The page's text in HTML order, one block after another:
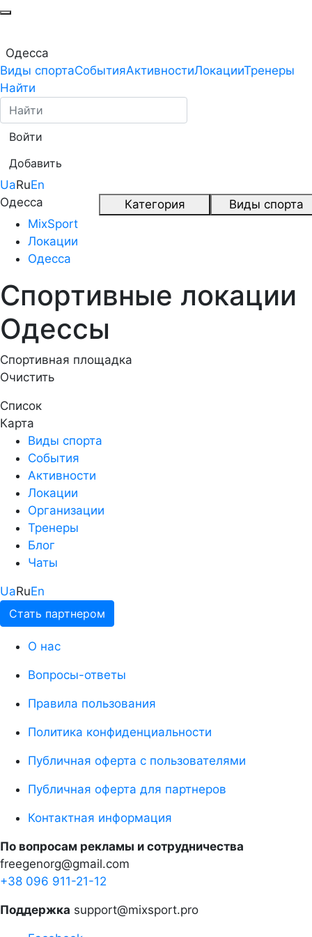
Одесса
Виды спортаСобытияАктивностиЛокацииТренеры
Найти
Войти
Добавить
UaRuEn
Одесса
Категория
Виды спорта
MixSport
Локации
Одесса
Спортивные локации
Одессы
Спортивная площадка
Очистить
Список
Карта
Виды спорта
События
Активности
Локации
Организации
Тренеры
Блог
Чаты
UaRuEn
Стать партнером
О нас
Вопросы-ответы
Правила пользования
Политика конфиденциальности
Публичная оферта с пользователями
Публичная оферта для партнеров
Контактная информация
По вопросам рекламы и сотрудничества
freegenorg@gmail.com
+38 096 911-21-12
Поддержка support@mixsport.pro